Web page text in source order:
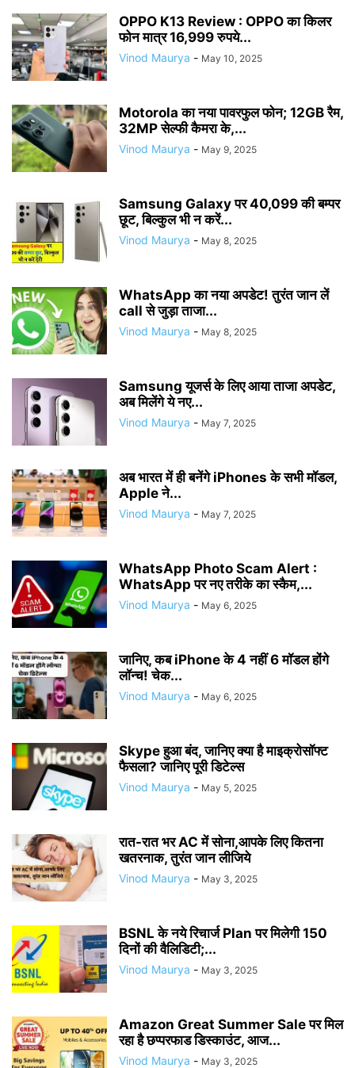
OPPO K13 Review : OPPO का किलर
फोन मात्र 16,999 रुपये...
Vinod Maurya - May 10, 2025
Motorola का नया पावरफुल फोन; 12GB रैम,
32MP सेल्फी कैमरा के,...
Vinod Maurya - May 9, 2025
Samsung Galaxy पर 40,099 की बम्पर
छूट, बिल्कुल भी न करें...
Vinod Maurya - May 8, 2025
WhatsApp का नया अपडेट! तुरंत जान लें
call से जुड़ा ताजा...
Vinod Maurya - May 8, 2025
Samsung यूजर्स के लिए आया ताजा अपडेट,
अब मिलेंगे ये नए...
Vinod Maurya - May 7, 2025
अब भारत में ही बनेंगे iPhones के सभी मॉडल,
Apple ने...
Vinod Maurya - May 7, 2025
WhatsApp Photo Scam Alert :
WhatsApp पर नए तरीके का स्कैम,...
Vinod Maurya - May 6, 2025
जानिए, कब iPhone के 4 नहीं 6 मॉडल होंगे
लॉन्च! चेक...
Vinod Maurya - May 6, 2025
Skype हुआ बंद, जानिए क्या है माइक्रोसॉफ्ट
फैसला? जानिए पूरी डिटेल्स
Vinod Maurya - May 5, 2025
रात-रात भर AC में सोना,आपके लिए कितना
खतरनाक, तुरंत जान लीजिये
Vinod Maurya - May 3, 2025
BSNL के नये रिचार्ज Plan पर मिलेगी 150
दिनों की वैलिडिटी;...
Vinod Maurya - May 3, 2025
Amazon Great Summer Sale पर मिल
रहा है छप्परफाड डिस्काउंट, आज...
Vinod Maurya - May 3, 2025